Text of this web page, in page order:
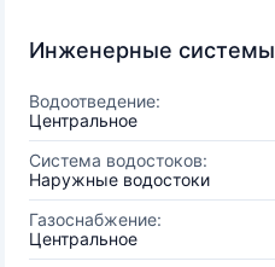
Инженерные системы
Водоотведение:
Центральное
Система водостоков:
Наружные водостоки
Газоснабжение:
Центральное